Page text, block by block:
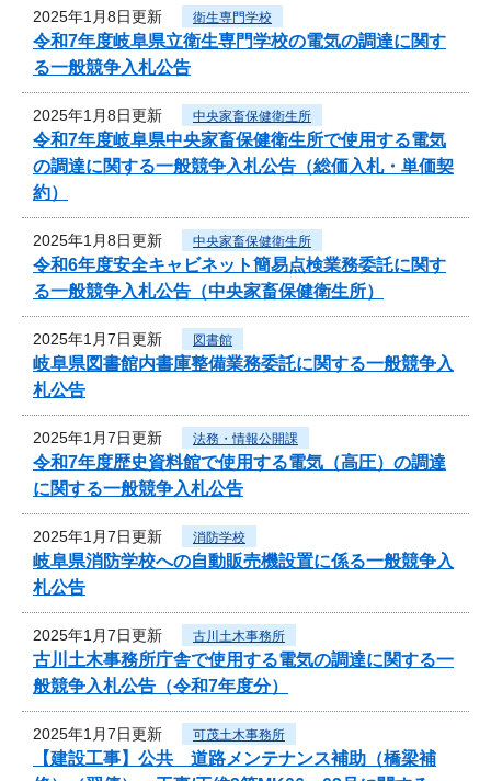
2025年1月8日更新 衛生専門学校
令和7年度岐阜県立衛生専門学校の電気の調達に関す
る一般競争入札公告
2025年1月8日更新 中央家畜保健衛生所
令和7年度岐阜県中央家畜保健衛生所で使用する電気
の調達に関する一般競争入札公告（総価入札・単価契
約）
2025年1月8日更新 中央家畜保健衛生所
令和6年度安全キャビネット簡易点検業務委託に関す
る一般競争入札公告（中央家畜保健衛生所）
2025年1月7日更新 図書館
岐阜県図書館内書庫整備業務委託に関する一般競争入
札公告
2025年1月7日更新 法務・情報公開課
令和7年度歴史資料館で使用する電気（高圧）の調達
に関する一般競争入札公告
2025年1月7日更新 消防学校
岐阜県消防学校への自動販売機設置に係る一般競争入
札公告
2025年1月7日更新 古川土木事務所
古川土木事務所庁舎で使用する電気の調達に関する一
般競争入札公告（令和7年度分）
2025年1月7日更新 可茂土木事務所
【建設工事】公共 道路メンテナンス補助（橋梁補